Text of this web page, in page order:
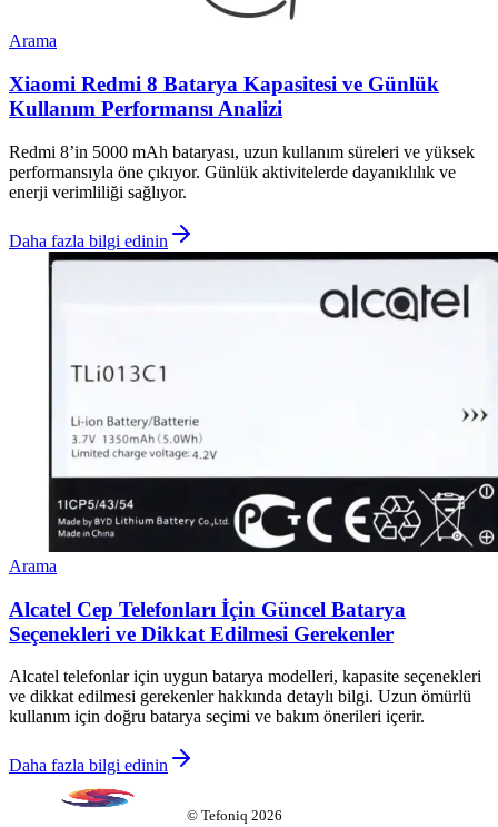
Arama
Xiaomi Redmi 8 Batarya Kapasitesi ve Günlük
Kullanım Performansı Analizi
Redmi 8’in 5000 mAh bataryası, uzun kullanım süreleri ve yüksek
performansıyla öne çıkıyor. Günlük aktivitelerde dayanıklılık ve
enerji verimliliği sağlıyor.
Daha fazla bilgi edinin
Arama
Alcatel Cep Telefonları İçin Güncel Batarya
Seçenekleri ve Dikkat Edilmesi Gerekenler
Alcatel telefonlar için uygun batarya modelleri, kapasite seçenekleri
ve dikkat edilmesi gerekenler hakkında detaylı bilgi. Uzun ömürlü
kullanım için doğru batarya seçimi ve bakım önerileri içerir.
Daha fazla bilgi edinin
© Tefoniq 2026